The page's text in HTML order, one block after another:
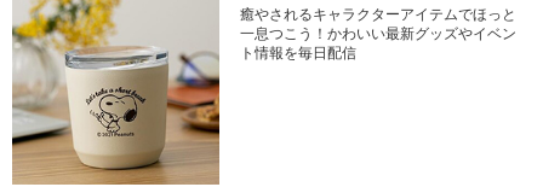
癒やされるキャラクターアイテムでほっと
一息つこう！かわいい最新グッズやイベン
ト情報を毎日配信